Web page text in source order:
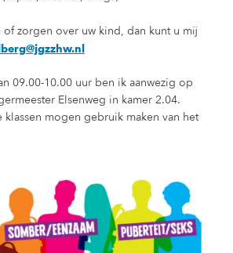
of zorgen over uw kind, dan kunt u mij
09.00-10.00 uur ben ik aanwezig op
Elsenweg in kamer 2.04.
klassen mogen gebruik maken van het